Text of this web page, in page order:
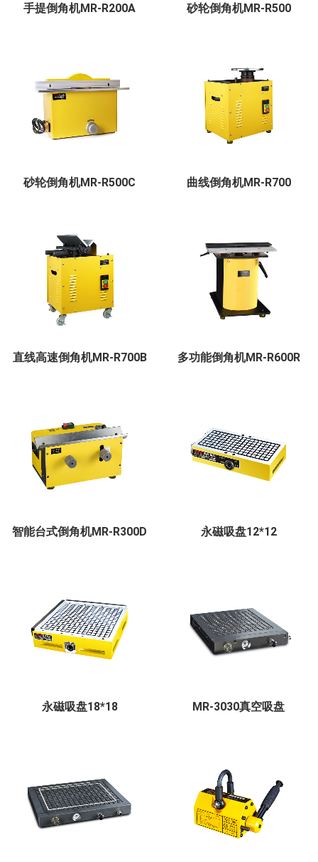
手提倒角机MR-R200A 砂轮倒角机MR-R500
砂轮倒角机MR-R500C 曲线倒角机MR-R700
直线高速倒角机MR-R700B 多功能倒角机MR-R600R
智能台式倒角机MR-R300D 永磁吸盘12*12
永磁吸盘18*18 MR-3030真空吸盘